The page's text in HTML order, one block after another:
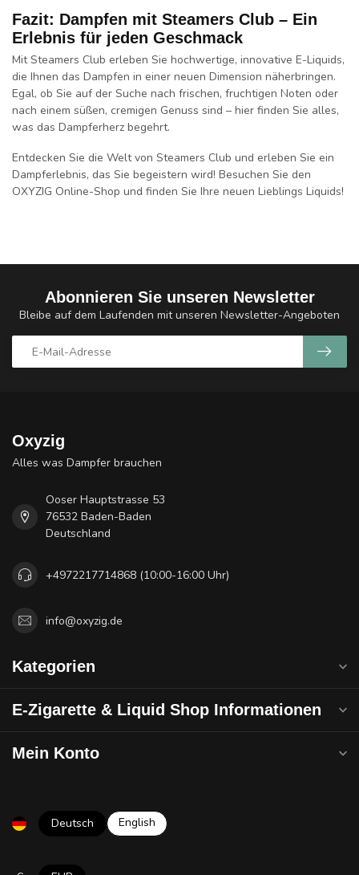
Fazit: Dampfen mit Steamers Club – Ein
Erlebnis für jeden Geschmack
MitSteamers Club erleben Sie hochwertige, innovative E-Liquids,
die Ihnen das Dampfen in einer neuen Dimension näherbringen.
Egal, ob Sie auf der Suche nach frischen, fruchtigen Noten oder
nach einem süßen, cremigen Genuss sind – hier finden Sie alles,
was das Dampferherz begehrt.
Entdecken Sie die Welt von Steamers Club und erleben Sie ein
Dampferlebnis, das Sie begeistern wird! Besuchen Sie den
OXYZIG Online-Shop und finden Sie Ihre neuen Lieblings Liquids!
Abonnieren Sie unseren Newsletter
Bleibe auf dem Laufenden mit unseren Newsletter-Angeboten
Oxyzig
Alles was Dampfer brauchen
Ooser Hauptstrasse 53
76532 Baden-Baden
Deutschland
+4972217714868 (10:00-16:00 Uhr)
info@oxyzig.de
Kategorien
E-Zigarette & Liquid Shop Informationen
Mein Konto
Deutsch English